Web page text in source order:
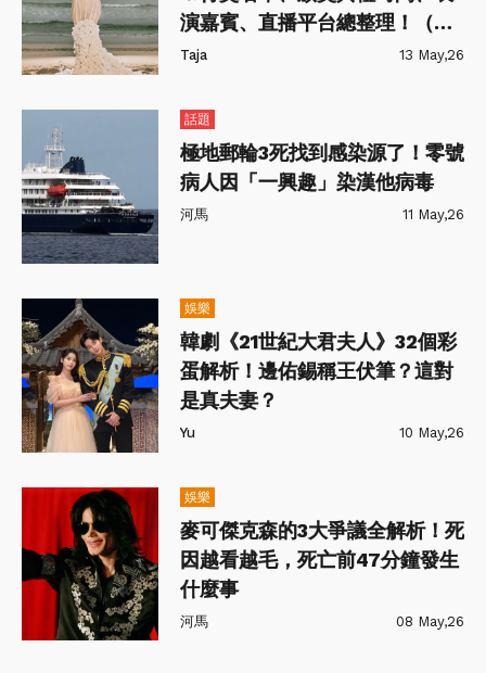
演嘉賓、直播平台總整理！（持
續更新）
Taja 13 May,26
話題
極地郵輪3死找到感染源了！零號
病人因「一興趣」染漢他病毒
河馬 11 May,26
娛樂
韓劇《21世紀大君夫人》32個彩
蛋解析！邊佑錫稱王伏筆？這對
是真夫妻？
Yu 10 May,26
娛樂
麥可傑克森的3大爭議全解析！死
因越看越毛，死亡前47分鐘發生
什麼事
河馬 08 May,26